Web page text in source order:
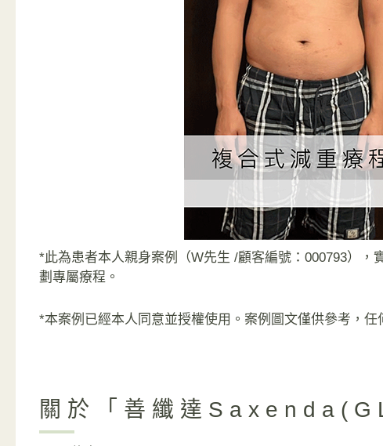
*此為患者本人親身案例（W先生 /顧客編號：000793）
劃專屬療程。
*本案例已經本人同意並授權使用。案例圖文僅供參考，
關於「善纖達